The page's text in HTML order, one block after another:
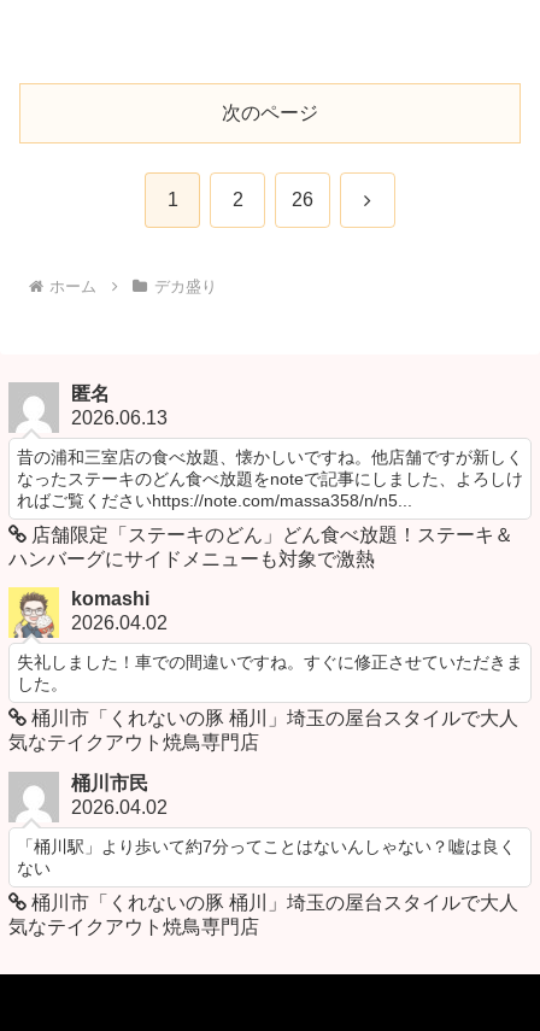
次のページ
1 2 26 次
ホーム デカ盛り
匿名
2026.06.13
昔の浦和三室店の食べ放題、懐かしいですね。他店舗ですが新しく
なったステーキのどん食べ放題をnoteで記事にしました、よろしけ
ればご覧くださいhttps://note.com/massa358/n/n5...
店舗限定「ステーキのどん」どん食べ放題！ステーキ＆
ハンバーグにサイドメニューも対象で激熱
komashi
2026.04.02
失礼しました！車での間違いですね。すぐに修正させていただきま
した。
桶川市「くれないの豚 桶川」埼玉の屋台スタイルで大人
気なテイクアウト焼鳥専門店
桶川市民
2026.04.02
「桶川駅」より歩いて約7分ってことはないんしゃない？嘘は良く
ない
桶川市「くれないの豚 桶川」埼玉の屋台スタイルで大人
気なテイクアウト焼鳥専門店